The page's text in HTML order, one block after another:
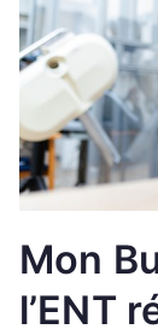
Mon
l’ENT